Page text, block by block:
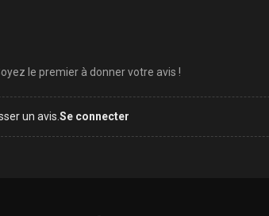
le premier à donner votre avis !
un avis.Se connecter